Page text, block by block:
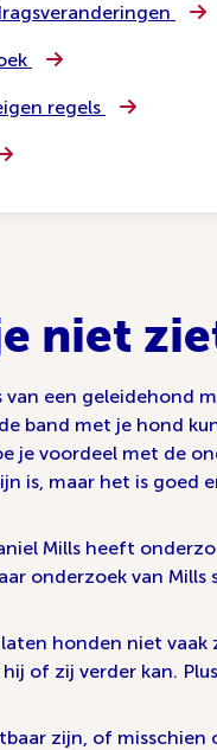
regels
niet
van een geleidehond
band met je hond
je voordeel met de
is, maar het is goed
Mills heeft
onderzoek van
honden niet vaak
of zij verder kan.
zijn, of